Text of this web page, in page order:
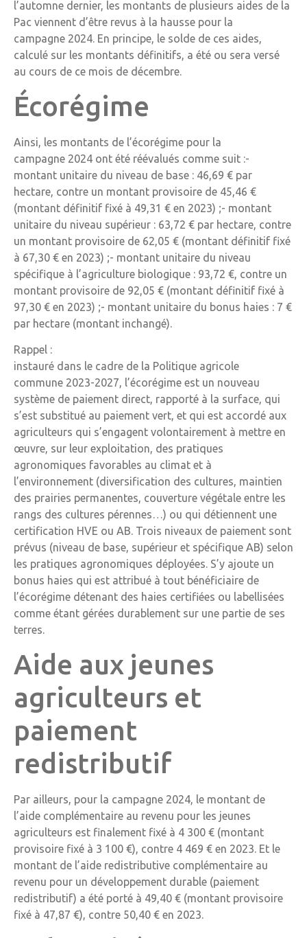
l’automne dernier, les montants de plusieurs aides de la
Pac viennent d’être revus à la hausse pour la
campagne 2024. En principe, le solde de ces aides,
calculé sur les montants définitifs, a été ou sera versé
au cours de ce mois de décembre.
Écorégime
Ainsi, les montants de l’écorégime pour la
campagne 2024 ont été réévalués comme suit :-
montant unitaire du niveau de base : 46,69 € par
hectare, contre un montant provisoire de 45,46 €
(montant définitif fixé à 49,31 € en 2023) ;- montant
unitaire du niveau supérieur : 63,72 € par hectare, contre
un montant provisoire de 62,05 € (montant définitif fixé
à 67,30 € en 2023) ;- montant unitaire du niveau
spécifique à l’agriculture biologique : 93,72 €, contre un
montant provisoire de 92,05 € (montant définitif fixé à
97,30 € en 2023) ;- montant unitaire du bonus haies : 7 €
par hectare (montant inchangé).
Rappel :
instauré dans le cadre de la Politique agricole
commune 2023-2027, l’écorégime est un nouveau
système de paiement direct, rapporté à la surface, qui
s’est substitué au paiement vert, et qui est accordé aux
agriculteurs qui s’engagent volontairement à mettre en
œuvre, sur leur exploitation, des pratiques
agronomiques favorables au climat et à
l’environnement (diversification des cultures, maintien
des prairies permanentes, couverture végétale entre les
rangs des cultures pérennes…) ou qui détiennent une
certification HVE ou AB. Trois niveaux de paiement sont
prévus (niveau de base, supérieur et spécifique AB) selon
les pratiques agronomiques déployées. S’y ajoute un
bonus haies qui est attribué à tout bénéficiaire de
l’écorégime détenant des haies certifiées ou labellisées
comme étant gérées durablement sur une partie de ses
terres.
Aide aux jeunes
agriculteurs et
paiement
redistributif
Par ailleurs, pour la campagne 2024, le montant de
l’aide complémentaire au revenu pour les jeunes
agriculteurs est finalement fixé à 4 300 € (montant
provisoire fixé à 3 100 €), contre 4 469 € en 2023. Et le
montant de l’aide redistributive complémentaire au
revenu pour un développement durable (paiement
redistributif) a été porté à 49,40 € (montant provisoire
fixé à 47,87 €), contre 50,40 € en 2023.